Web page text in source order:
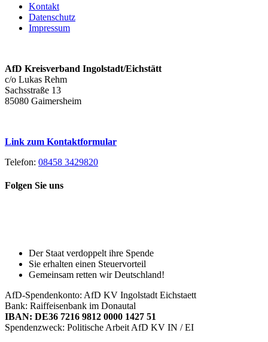
Kontakt
Datenschutz
Impressum
AfD Kreisverband Ingolstadt/Eichstätt
c/o Lukas Rehm
Sachsstraße 13
85080 Gaimersheim
Link zum Kontaktformular
Telefon: 08458 3429820
Folgen Sie uns
Der Staat verdoppelt ihre Spende
Sie erhalten einen Steuervorteil
Gemeinsam retten wir Deutschland!
AfD-Spendenkonto: AfD KV Ingolstadt Eichstaett
Bank: Raiffeisenbank im Donautal
IBAN: DE36 7216 9812 0000 1427 51
Spendenzweck: Politische Arbeit AfD KV IN / EI